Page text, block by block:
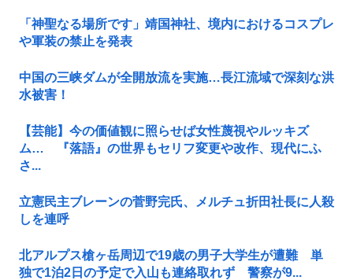
「神聖なる場所です」靖国神社、境内におけるコスプレ
や軍装の禁止を発表
中国の三峡ダムが全開放流を実施…長江流域で深刻な洪
水被害！
【芸能】今の価値観に照らせば女性蔑視やルッキズ
ム… 『落語』の世界もセリフ変更や改作、現代にふ
さ...
立憲民主ブレーンの菅野完氏、メルチュ折田社長に人殺
しを連呼
北アルプス槍ヶ岳周辺で19歳の男子大学生が遭難 単
独で1泊2日の予定で入山も連絡取れず 警察が9...